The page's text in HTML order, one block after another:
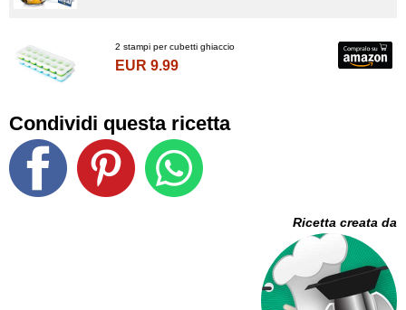
2 stampi per cubetti ghiaccio
EUR 9.99
Condividi questa ricetta
Ricetta creata da